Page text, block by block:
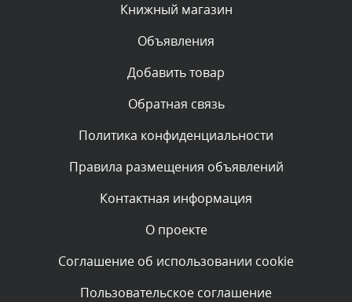
Комментарий проверяется
Текст комментария будет виден после проверки
администратором.
Комментарий проверяется
администратором.
Комментарий проверяется
администратором.
Книжный магазин
Объявления
Добавить товар
Обратная связь
Политика конфиденциальности
Правила размещения объявлений
Контактная информация
О проекте
Соглашение об использовании cookie
Пользовательское соглашение